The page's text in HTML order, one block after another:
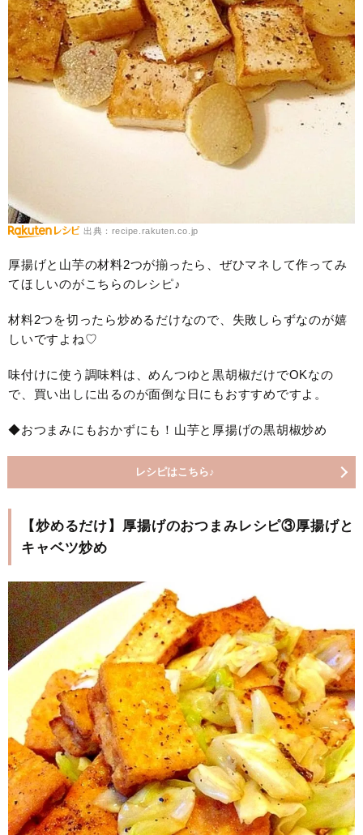
出典：recipe.rakuten.co.jp
厚揚げと山芋の材料2つが揃ったら、ぜひマネして作ってみ
てほしいのがこちらのレシピ♪
材料2つを切ったら炒めるだけなので、失敗しらずなのが嬉
しいですよね♡
味付けに使う調味料は、めんつゆと黒胡椒だけでOKなの
で、買い出しに出るのが面倒な日にもおすすめですよ。
◆おつまみにもおかずにも！山芋と厚揚げの黒胡椒炒め
レシピはこちら♪
【炒めるだけ】厚揚げのおつまみレシピ③厚揚げと
キャベツ炒め